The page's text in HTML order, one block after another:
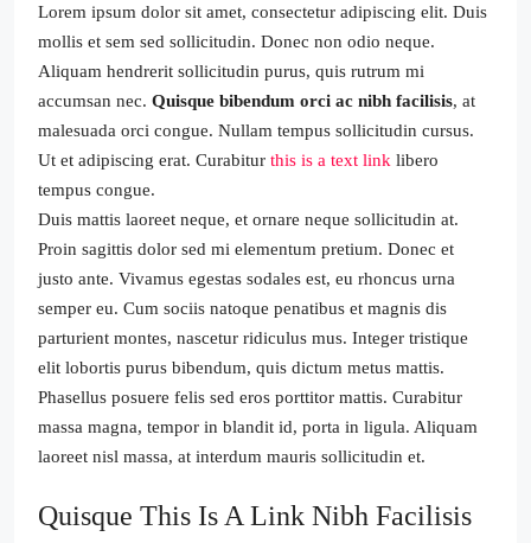
Lorem ipsum dolor sit amet, consectetur adipiscing elit. Duis
mollis et sem sed sollicitudin. Donec non odio neque.
Aliquam hendrerit sollicitudin purus, quis rutrum mi
accumsan nec. Quisque bibendum orci ac nibh facilisis, at
malesuada orci congue. Nullam tempus sollicitudin cursus.
Ut et adipiscing erat. Curabitur this is a text link libero
tempus congue.
Duis mattis laoreet neque, et ornare neque sollicitudin at.
Proin sagittis dolor sed mi elementum pretium. Donec et
justo ante. Vivamus egestas sodales est, eu rhoncus urna
semper eu. Cum sociis natoque penatibus et magnis dis
parturient montes, nascetur ridiculus mus. Integer tristique
elit lobortis purus bibendum, quis dictum metus mattis.
Phasellus posuere felis sed eros porttitor mattis. Curabitur
massa magna, tempor in blandit id, porta in ligula. Aliquam
laoreet nisl massa, at interdum mauris sollicitudin et.
Quisque This Is A Link Nibh Facilisis